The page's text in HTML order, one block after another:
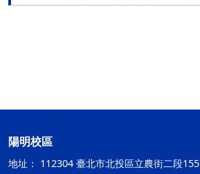
陽明校區
地址： 112304 臺北市北投區立農街二段